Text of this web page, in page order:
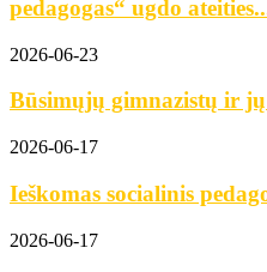
pedagogas“ ugdo
2026-06-23
Būsimųjų gimnazistų ir jų
2026-06-17
Ieškomas socialinis
2026-06-17